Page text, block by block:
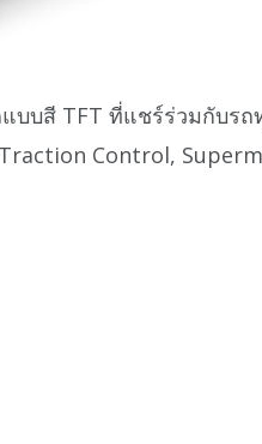
บบสี TFT ที่แชร์ร่วมกับรถ
Control,